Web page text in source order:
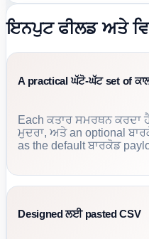
ਇਨਪੁਟ ਫੀਲਡ ਅਤੇ
A practical ਘੱਟੋ-ਘੱਟ set of
Each ਕਤਾਰ ਸਮਰਥਨ ਕਰਦਾ
ਮੁਦਰਾ, ਅਤੇ an optional
as the default ਬਾਰਕੋਡ
Designed ਲਈ pasted CSV